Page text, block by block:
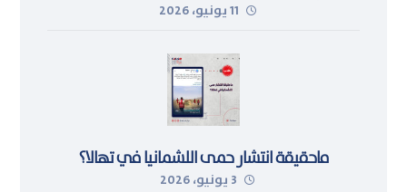
اللجوء في ليبيا
11 يونيو، 2026
ماحقيقة انتشار حمى اللشمانيا في تهالا؟
3 يونيو، 2026